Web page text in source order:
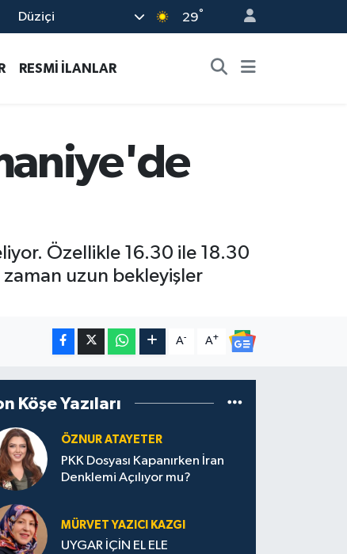
Düziçi 29°
RESMİ İLANLAR
Özellikle 16.30 ile 18.30
uzun bekleyişler
A- A+
Köşe Yazıları
ÖZNUR ATAYETER
PKK Dosyası Kapanırken İran
Denklemi Açılıyor mu?
MÜRVET YAZICI KAZGI
UYGAR İÇİN EL ELE